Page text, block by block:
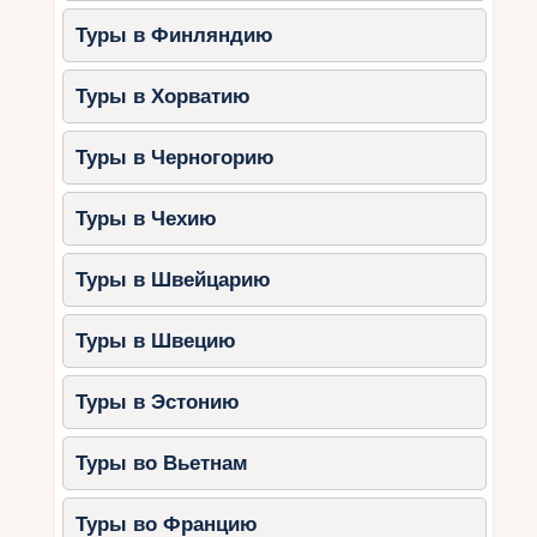
поклонникам супергероев.
на квадроциклах
Как и в Дубае, в Абу-Даби можно отправиться
на сафари в пустыню. Для любителей
активного отдыха доступны также поездки на
квадроциклах.
Продолжительность:
Что включено:катание по дюнам,
квадроциклы, шоу-программа.
Кому подойдёт:любителям экстрима
и приключений.
Полезные советы для
активного отдыха в ОАЭ
Туры в Финляндию
Туры в Хорватию
Туры в Черногорию
Туры в Чехию
Туры в Швейцарию
Туры в Швецию
Туры в Эстонию
Туры во Вьетнам
Туры во Францию